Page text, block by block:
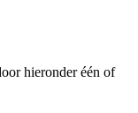
hieronder één of